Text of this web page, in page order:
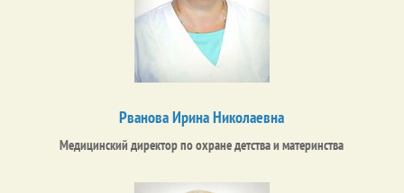
Рванова Ирина Николаевна
Медицинский директор по охране детства и материнства